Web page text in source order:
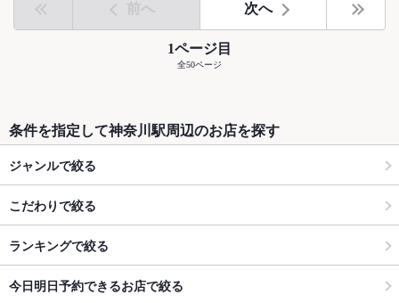
前へ 次へ
1ページ目
全50ページ
条件を指定して神奈川駅周辺のお店を探す
ジャンルで絞る
こだわりで絞る
ランキングで絞る
今日明日予約できるお店で絞る